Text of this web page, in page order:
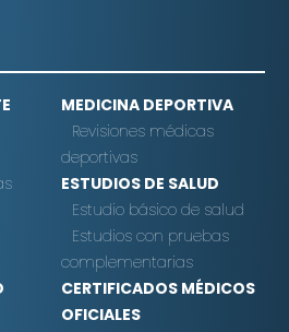
MEDICINA DEPORTIVA
Revisiones médicas
deportivas
ESTUDIOS DE SALUD
Estudio básico de salud
Estudios con pruebas
complementarias
CERTIFICADOS MÉDICOS
OFICIALES